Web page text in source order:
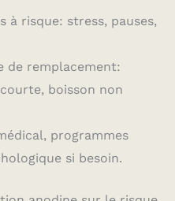
à risque: stress, pauses,
de remplacement:
boisson non
programmes
si besoin.